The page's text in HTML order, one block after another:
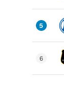
5
6